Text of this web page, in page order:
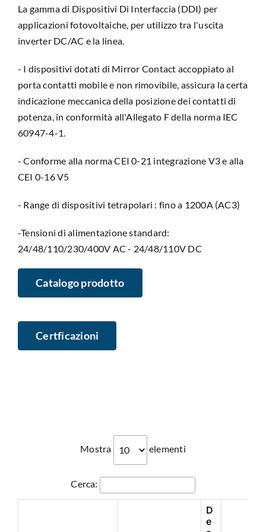
La gamma di Dispositivi Di Interfaccia (DDI) per
applicazioni fotovoltaiche, per utilizzo tra l'uscita
inverter DC/AC e la linea.
- I dispositivi dotati di Mirror Contact accoppiato al
porta contatti mobile e non rimovibile, assicura la certa
indicazione meccanica della posizione dei contatti di
potenza, in conformità all'Allegato F della norma IEC
60947-4-1.
- Conforme alla norma CEI 0-21 integrazione V3 e alla
CEI 0-16 V5
- Range di dispositivi tetrapolari : fino a 1200A (AC3)
-Tensioni di alimentazione standard:
24/48/110/230/400V AC - 24/48/110V DC
Catalogo prodotto
Certficazioni
Mostra elementi
Cerca:
D
e